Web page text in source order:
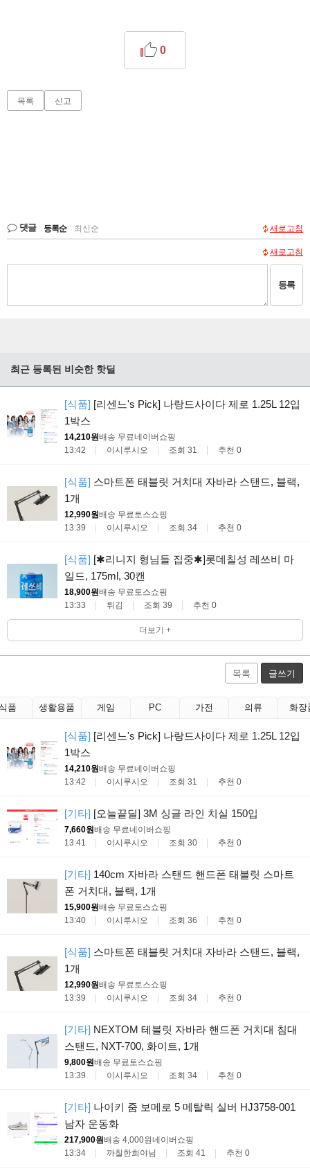
0
목록 신고
댓글 등록순 최신순 새로고침
새로고침
등록
최근 등록된 비슷한 핫딜
[식품] [리센느's Pick] 나랑드사이다 제로 1.25L 12입
1박스
14,210원배송 무료네이버쇼핑
13:42
이시루시오 조회 31 추천 0
[식품] 스마트폰 태블릿 거치대 자바라 스탠드, 블랙,
1개
12,990원배송 무료토스쇼핑
13:39
이시루시오 조회 34 추천 0
[식품] [✱리니지 형님들 집중✱]롯데칠성 레쓰비 마
일드, 175ml, 30캔
18,900원배송 무료토스쇼핑
13:33
튀김 조회 39 추천 0
더보기 +
목록 글쓰기
품 생활용품 게임 PC 가전 의류 화장
[식품] [리센느's Pick] 나랑드사이다 제로 1.25L 12입
1박스
14,210원배송 무료네이버쇼핑
13:42
이시루시오 조회 31 추천 0
[기타] [오늘끝딜] 3M 싱글 라인 치실 150입
7,660원배송 무료네이버쇼핑
13:41
이시루시오 조회 30 추천 0
[기타] 140cm 자바라 스탠드 핸드폰 태블릿 스마트
폰 거치대, 블랙, 1개
15,900원배송 무료토스쇼핑
13:40
이시루시오 조회 36 추천 0
[식품] 스마트폰 태블릿 거치대 자바라 스탠드, 블랙,
1개
12,990원배송 무료토스쇼핑
13:39
이시루시오 조회 34 추천 0
[기타] NEXTOM 테블릿 자바라 핸드폰 거치대 침대
스탠드, NXT-700, 화이트, 1개
9,800원배송 무료토스쇼핑
13:39
이시루시오 조회 34 추천 0
[기타] 나이키 줌 보메로 5 메탈릭 실버 HJ3758-001
남자 운동화
217,900원배송 4,000원네이버쇼핑
13:34
까칠한희야님 조회 41 추천 0